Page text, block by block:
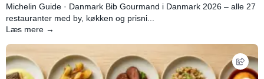
Michelin Guide · Danmark Bib Gourmand i Danmark 2026 – alle 27
restauranter med by, køkken og prisni...
Læs mere →